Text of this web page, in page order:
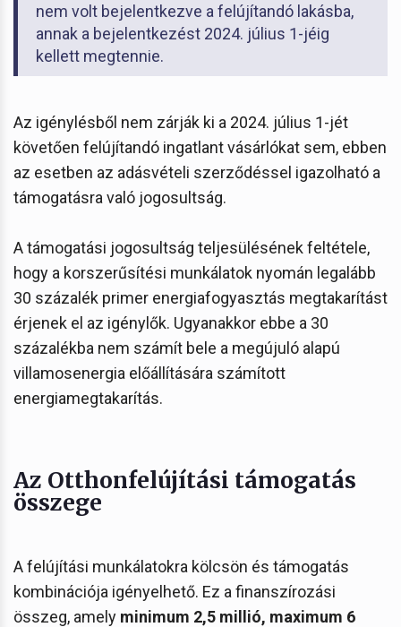
nem volt bejelentkezve a felújítandó lakásba,
annak a bejelentkezést 2024. július 1-jéig
kellett megtennie.
Az igénylésből nem zárják ki a 2024. július 1-jét
követően felújítandó ingatlant vásárlókat sem, ebben
az esetben az adásvételi szerződéssel igazolható a
támogatásra való jogosultság.
A támogatási jogosultság teljesülésének feltétele,
hogy a korszerűsítési munkálatok nyomán legalább
30 százalék primer energiafogyasztás megtakarítást
érjenek el az igénylők. Ugyanakkor ebbe a 30
százalékba nem számít bele a megújuló alapú
villamosenergia előállítására számított
energiamegtakarítás.
Az Otthonfelújítási támogatás
összege
A felújítási munkálatokra kölcsön és támogatás
kombinációja igényelhető. Ez a finanszírozási
összeg, amely minimum 2,5 millió, maximum 6